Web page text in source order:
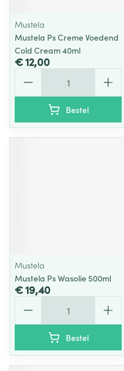
Mustela
Mustela Ps Creme Voedend
Cold Cream 40ml
€ 12,00
Bestel
Mustela
Mustela Ps Wasolie 500ml
€ 19,40
Bestel